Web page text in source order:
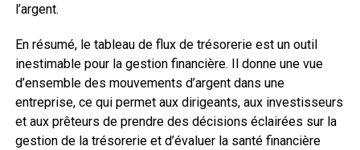
l’argent.
En résumé, le tableau de flux de trésorerie est un outil
inestimable pour la gestion financière. Il donne une vue
d’ensemble des mouvements d’argent dans une
entreprise, ce qui permet aux dirigeants, aux investisseurs
et aux prêteurs de prendre des décisions éclairées sur la
gestion de la trésorerie et d’évaluer la santé financière